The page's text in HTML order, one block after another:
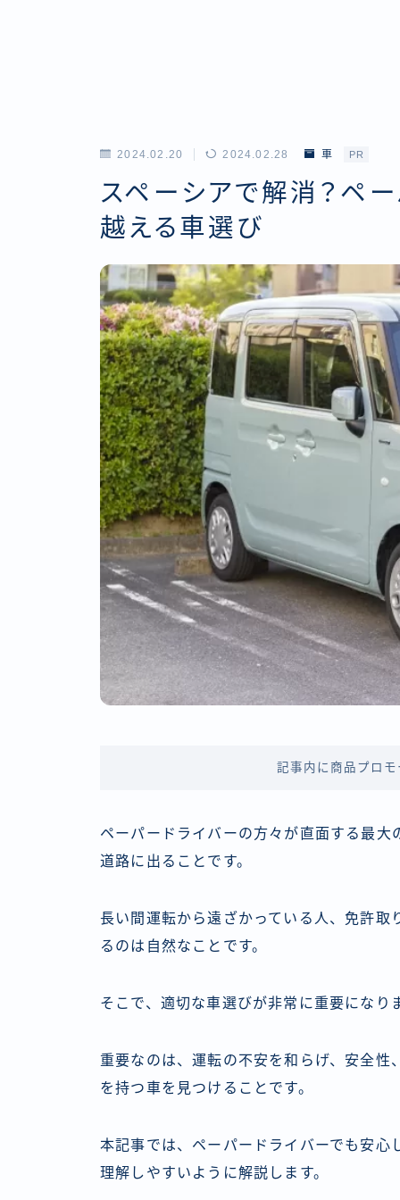
2024.02.20 2024.02.28 車 PR
スペーシアで解消？ペ
越える車選び
記事内に商品プロ
ペーパードライバーの方々が直面する最
道路に出ることです。
長い間運転から遠ざかっている人、免許
るのは自然なことです。
そこで、適切な車選びが非常に重要になり
重要なのは、運転の不安を和らげ、安全
を持つ車を見つけることです。
本記事では、ペーパードライバーでも安
理解しやすいように解説します。